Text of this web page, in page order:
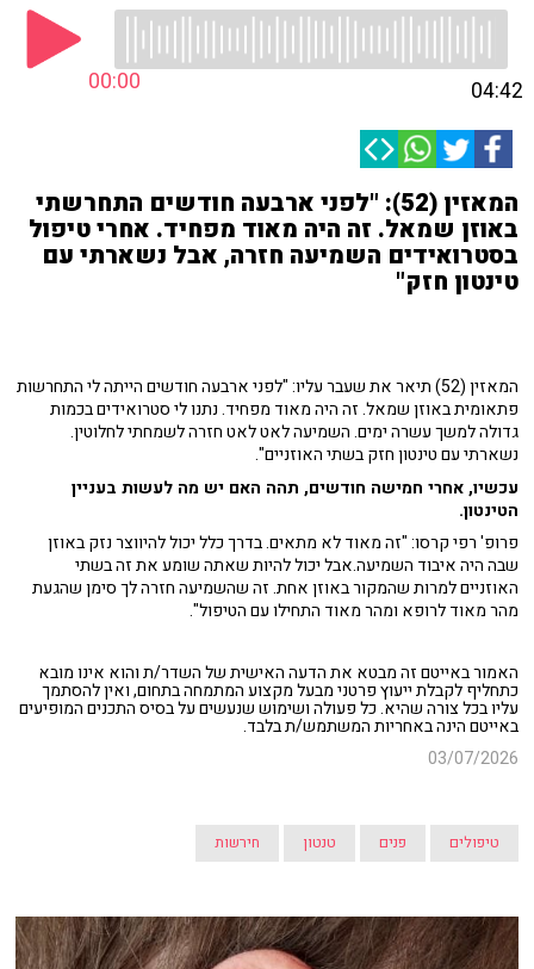
00:00 04:42
המאזין (52): "לפני ארבעה חודשים התחרשתי
באוזן שמאל. זה היה מאוד מפחיד. אחרי טיפול
בסטרואידים השמיעה חזרה, אבל נשארתי עם
טינטון חזק"
המאזין (52) תיאר את שעבר עליו: "לפני ארבעה חודשים הייתה לי התחרשות
פתאומית באוזן שמאל. זה היה מאוד מפחיד. נתנו לי סטרואידים בכמות
גדולה למשך עשרה ימים. השמיעה לאט לאט חזרה לשמחתי לחלוטין.
נשארתי עם טינטון חזק בשתי האוזניים".
עכשיו, אחרי חמישה חודשים, תהה האם יש מה לעשות בעניין
הטינטון.
פרופ' רפי קרסו: "זה מאוד לא מתאים. בדרך כלל יכול להיווצר נזק באוזן
שבה היה איבוד השמיעה.אבל יכול להיות שאתה שומע את זה בשתי
האוזניים למרות שהמקור באוזן אחת. זה שהשמיעה חזרה לך סימן שהגעת
מהר מאוד לרופא ומהר מאוד התחילו עם הטיפול".
האמור באייטם זה מבטא את הדעה האישית של השדר/ת והוא אינו מובא
כתחליף לקבלת ייעוץ פרטני מבעל מקצוע המתמחה בתחום, ואין להסתמך
עליו בכל צורה שהיא. כל פעולה ושימוש שנעשים על בסיס התכנים המופיעים
באייטם הינה באחריות המשתמש/ת בלבד.
03/07/2026
טיפולים פנים טנטון חירשות